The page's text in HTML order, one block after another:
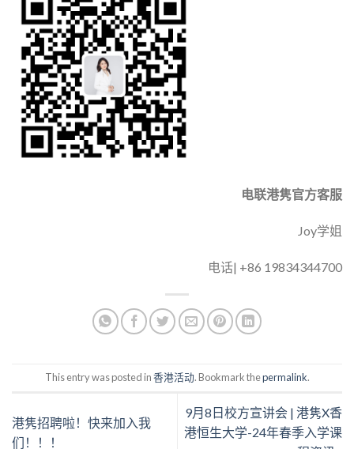
电联港隽官方客服
Joy学姐
电话| +86 19834344700
This entry was posted in香港活动. Bookmark thepermalink.
港隽招聘啦！快来加入我
们！！！
9月8日校方宣讲会 | 港隽X香
港恒生大学-24年春季入学课